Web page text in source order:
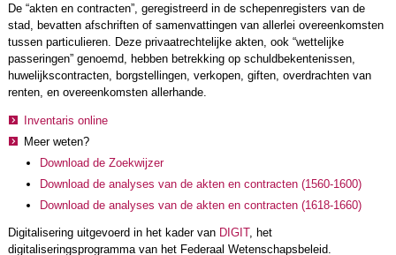
De “akten en contracten”, geregistreerd in de schepenregisters van de
stad, bevatten afschriften of samenvattingen van allerlei overeenkomsten
tussen particulieren. Deze privaatrechtelijke akten, ook “wettelijke
passeringen” genoemd, hebben betrekking op schuldbekentenissen,
huwelijkscontracten, borgstellingen, verkopen, giften, overdrachten van
renten, en overeenkomsten allerhande.
Inventaris online
Meer weten?
Download de Zoekwijzer
Download de analyses van de akten en contracten (1560-1600)
Download de analyses van de akten en contracten (1618-1660)
Digitalisering uitgevoerd in het kader van DIGIT, het
digitaliseringsprogramma van het Federaal Wetenschapsbeleid.